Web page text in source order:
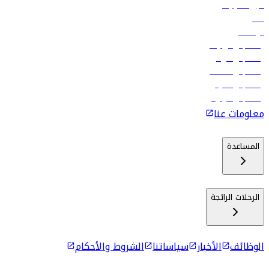
تأجير السيارات
فنادق
الوظائف
رحلات إلى تبيليسي
رحلات إلى الرياض
رحلات إلى مسقط
رحلات إلى ماليه
رحلات إلى كولومبو
معلومات عنا
المساعدة
الرحلات الرائجة
الوظائف الأخبار سياساتنا الشروط والأحكام